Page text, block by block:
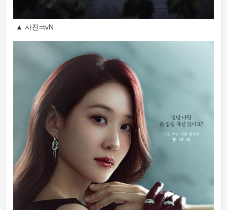
▲ 사진=tvN